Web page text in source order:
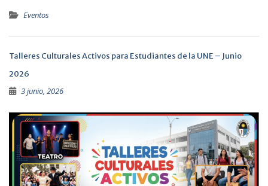
Eventos
Talleres Culturales Activos para Estudiantes de la UNE – Junio
2026
3 junio, 2026